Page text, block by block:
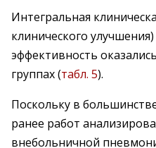
Интегральная
клинического
эффективность
группах (табл. 5).
Поскольку в
ранее работ
внебольничной